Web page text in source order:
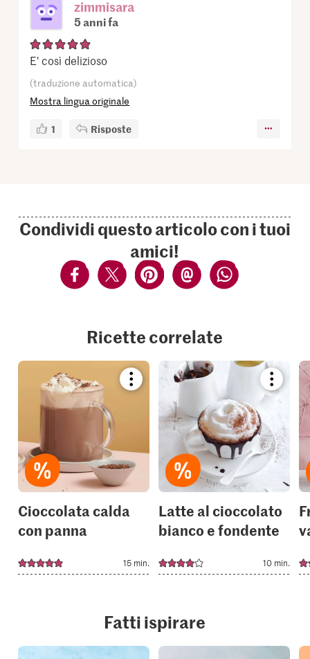
zimmisara
5 anni fa
E' così delizioso
(traduzione automatica)
Mostra lingua originale
1 Risposte
Condividi questo articolo con i tuoi
amici!
Ricette correlate
Bookmark
recipe
collections.
Cioccolata calda
con panna
15 min.
recipe
to
your
Latte al cioccolato
bianco e fondente
10 min.
Fatti ispirare